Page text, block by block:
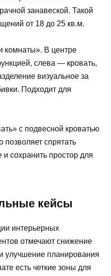
занавеской. Такой
от 18 до 25 кв.м.
комнаты». В центре
слева — кровать,
визуальное за
Подходит для
с подвесной кроватью
спрятать
сохранить простор для
кейсы
интерьерных
отмечают снижение
улучшение планирования
есть четкие зоны для